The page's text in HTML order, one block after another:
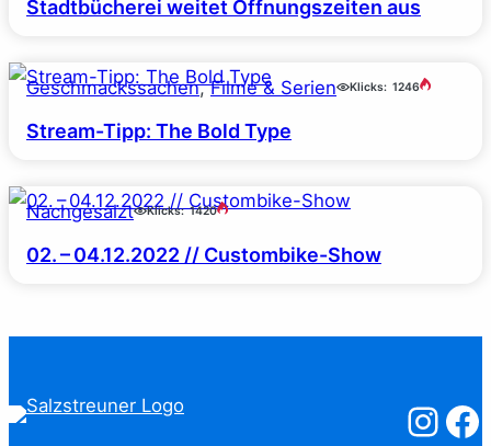
Stadtbücherei weitet Öffnungszeiten aus
Geschmackssachen, Filme & Serien Klicks: 1246
Stream-Tipp: The Bold Type
Nachgesalzt Klicks: 1420
02. – 04.12.2022 // Custombike-Show